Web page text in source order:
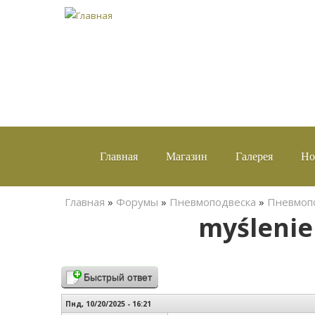
Главная Магазин Галерея
Вы здесь
Главная » Форумы » Пневмоподвеска »
Быстрый ответ
Пнд, 10/20/2025 - 16:21